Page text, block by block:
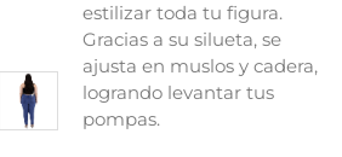
estilizar toda tu figura.
Gracias a su silueta, se
ajusta en muslos y cadera,
logrando levantar tus
pompas.